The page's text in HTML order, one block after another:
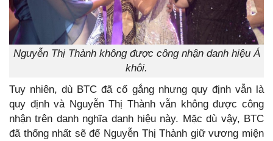
Nguyễn Thị Thành không được công nhận danh hiệu Á
khôi.
Tuy nhiên, dù BTC đã cố gắng nhưng quy định vẫn là
quy định và Nguyễn Thị Thành vẫn không được công
nhận trên danh nghĩa danh hiệu này. Mặc dù vậy, BTC
đã thống nhất sẽ để Nguyễn Thị Thành giữ vương miện